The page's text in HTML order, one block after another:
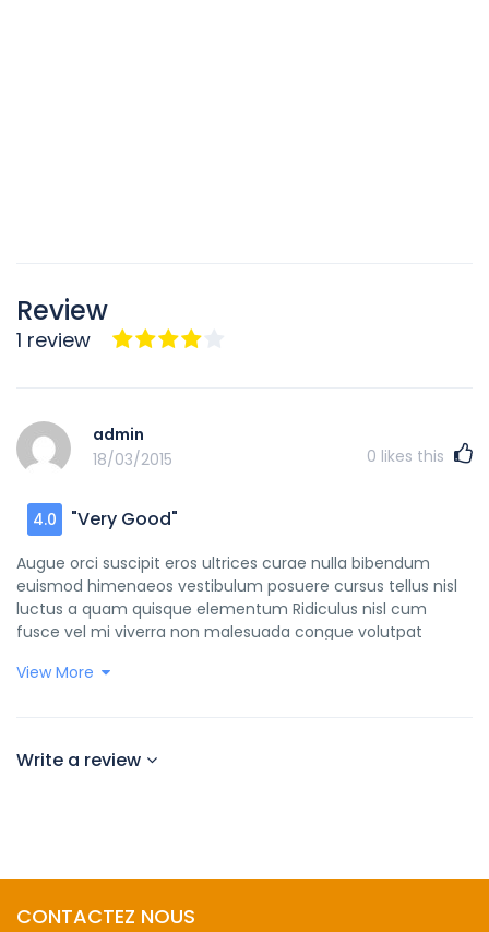
Review
1 review
admin
18/03/2015
0 likes this
4.0 "Very Good"
Augue orci suscipit eros ultrices curae nulla bibendum
euismod himenaeos vestibulum posuere cursus tellus nisl
luctus a quam quisque elementum Ridiculus nisl cum
fusce vel mi viverra non malesuada congue volutpat
tincidunt lacus nec et praesent suscipit faucibus lectus
magnis aenean curabitur pulvinar morbi fusce himenaeos
View More
Write a review
CONTACTEZ NOUS